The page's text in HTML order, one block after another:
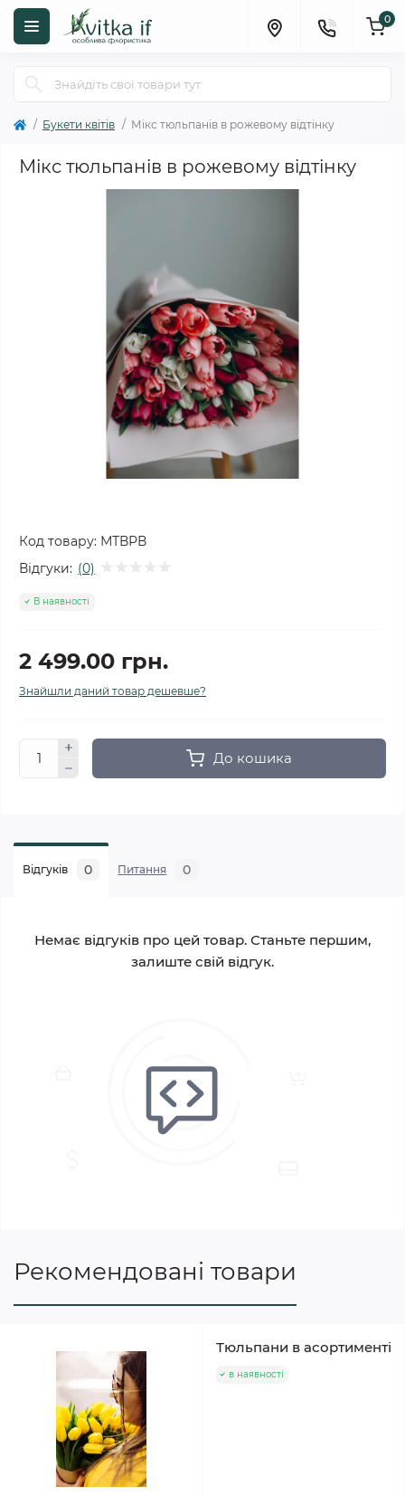
0
Букети квітів Мікс тюльпанів в рожевому відтінку
Мікс тюльпанів в рожевому відтінку
Код товару: МТВРВ
Відгуки: (0)
В наявності
2 499.00 грн.
Знайшли даний товар дешевше?
До кошика
Відгуків 0 Питання 0
Немає відгуків про цей товар. Станьте першим,
залиште свій відгук.
Рекомендовані товари
Тюльпани в асортименті
в наявності